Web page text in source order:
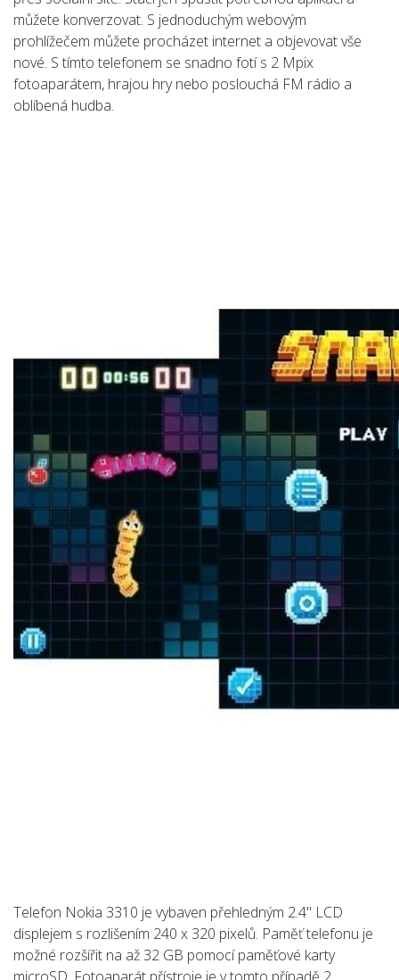
můžete konverzovat. S jednoduchým webovým
prohlížečem můžete procházet internet a objevovat vše
nové. S tímto telefonem se snadno fotí s 2 Mpix
fotoaparátem, hrajou hry nebo poslouchá FM rádio a
oblíbená hudba.
Telefon Nokia 3310 je vybaven přehledným 2.4" LCD
displejem s rozlišením 240 x 320 pixelů. Paměť telefonu je
možné rozšířit na až 32 GB pomocí paměťové karty